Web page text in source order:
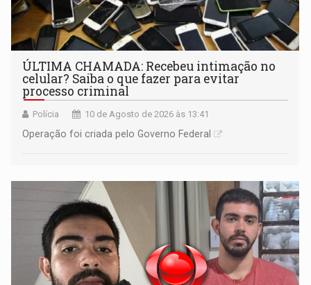
ÚLTIMA CHAMADA: Recebeu intimação no
celular? Saiba o que fazer para evitar
processo criminal
Polícia 10 de Agosto de 2026 às 13:41
Operação foi criada pelo Governo Federal